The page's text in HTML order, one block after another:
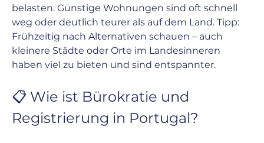
belasten. Günstige Wohnungen sind oft schnell
weg oder deutlich teurer als auf dem Land. Tipp:
Frühzeitig nach Alternativen schauen – auch
kleinere Städte oder Orte im Landesinneren
haben viel zu bieten und sind entspannter.
📋 Wie ist Bürokratie und
Registrierung in Portugal?